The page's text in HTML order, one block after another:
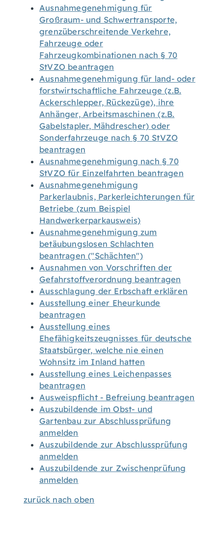
Ausnahmegenehmigung für
Großraum- und Schwertransporte,
grenzüberschreitende Verkehre,
Fahrzeuge oder
Fahrzeugkombinationen nach § 70
StVZO beantragen
Ausnahmegenehmigung für land- oder
forstwirtschaftliche Fahrzeuge (z.B.
Ackerschlepper, Rückezüge), ihre
Anhänger, Arbeitsmaschinen (z.B.
Gabelstapler, Mähdrescher) oder
Sonderfahrzeuge nach § 70 StVZO
beantragen
Ausnahmegenehmigung nach § 70
StVZO für Einzelfahrten beantragen
Ausnahmegenehmigung
Parkerlaubnis, Parkerleichterungen für
Betriebe (zum Beispiel
Handwerkerparkausweis)
Ausnahmegenehmigung zum
betäubungslosen Schlachten
beantragen ("Schächten")
Ausnahmen von Vorschriften der
Gefahrstoffverordnung beantragen
Ausschlagung der Erbschaft erklären
Ausstellung einer Eheurkunde
beantragen
Ausstellung eines
Ehefähigkeitszeugnisses für deutsche
Staatsbürger, welche nie einen
Wohnsitz im Inland hatten
Ausstellung eines Leichenpasses
beantragen
Ausweispflicht - Befreiung beantragen
Auszubildende im Obst- und
Gartenbau zur Abschlussprüfung
anmelden
Auszubildende zur Abschlussprüfung
anmelden
Auszubildende zur Zwischenprüfung
anmelden
zurück nach oben